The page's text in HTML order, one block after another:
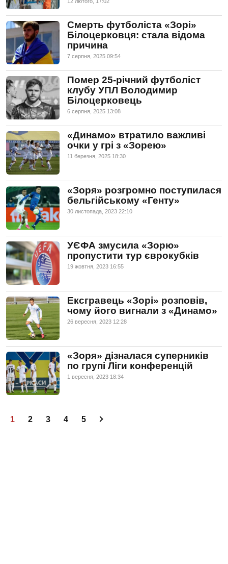
Смерть футболіста «Зорі»
Білоцерковця: стала відома
причина
7 серпня, 2025 09:54
Помер 25-річний футболіст
клубу УПЛ Володимир
Білоцерковець
6 серпня, 2025 13:08
«Динамо» втратило важливі
очки у грі з «Зорею»
11 березня, 2025 18:30
«Зоря» розгромно поступилася
бельгійському «Генту»
30 листопада, 2023 22:10
УЄФА змусила «Зорю»
пропустити тур єврокубків
19 жовтня, 2023 16:55
Ексгравець «Зорі» розповів,
чому його вигнали з «Динамо»
26 вересня, 2023 12:28
«Зоря» дізналася суперників
по групі Ліги конференцій
1 вересня, 2023 18:34
1 2 3 4 5